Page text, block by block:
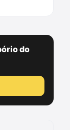
do